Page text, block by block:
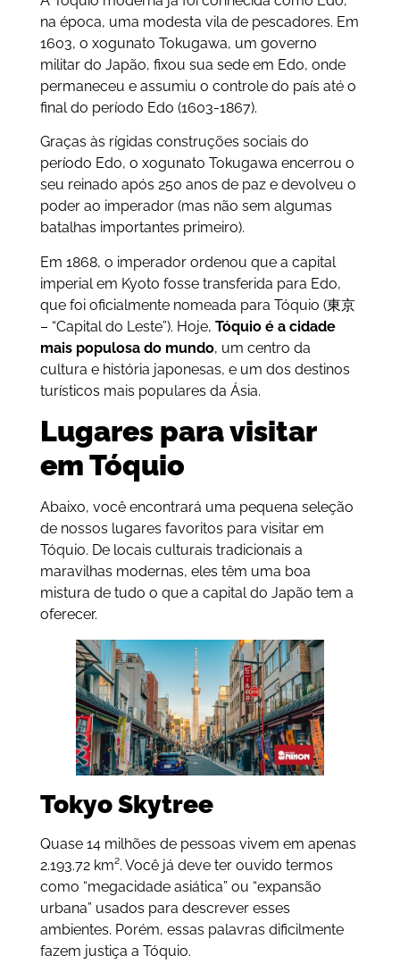
na época, uma modesta vila de pescadores. Em
1603, o xogunato Tokugawa, um governo
militar do Japão, fixou sua sede em Edo, onde
permaneceu e assumiu o controle do país até o
final do período Edo (1603-1867).
Graças às rígidas construções sociais do
período Edo, o xogunato Tokugawa encerrou o
seu reinado após 250 anos de paz e devolveu o
poder ao imperador (mas não sem algumas
batalhas importantes primeiro).
Em 1868, o imperador ordenou que a capital
imperial em Kyoto fosse transferida para Edo,
que foi oficialmente nomeada para Tóquio (東京
– “Capital do Leste”). Hoje, Tóquio é a cidade
mais populosa do mundo, um centro da
cultura e história japonesas, e um dos destinos
turísticos mais populares da Ásia.
Lugares para visitar
em Tóquio
Abaixo, você encontrará uma pequena seleção
de nossos lugares favoritos para visitar em
Tóquio. De locais culturais tradicionais a
maravilhas modernas, eles têm uma boa
mistura de tudo o que a capital do Japão tem a
oferecer.
Tokyo Skytree
Quase 14 milhões de pessoas vivem em apenas
2.193.72 km². Você já deve ter ouvido termos
como “megacidade asiática” ou “expansão
urbana” usados para descrever esses
ambientes. Porém, essas palavras dificilmente
fazem justiça a Tóquio.